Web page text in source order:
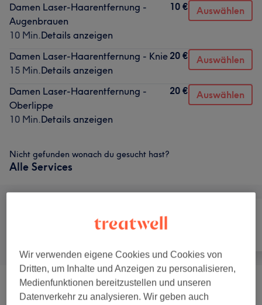
Damen Laser-Haarentfernung -
Augenbrauen
10 Min.Details anzeigen
10 € Auswählen
Damen Laser-Haarentfernung - Knie
15 Min.Details anzeigen
20 € Auswählen
Damen Laser-Haarentfernung -
Oberlippe
10 Min.Details anzeigen
20 € Auswählen
Nicht gefunden wonach du gesucht hast?
Alle Services
Damen - Laserhaarentfernung (33 ) ab 10 €
Wir verwenden eigene Cookies und Cookies von
Dritten, um Inhalte und Anzeigen zu personalisieren,
Medienfunktionen bereitzustellen und unseren
Datenverkehr zu analysieren. Wir geben auch